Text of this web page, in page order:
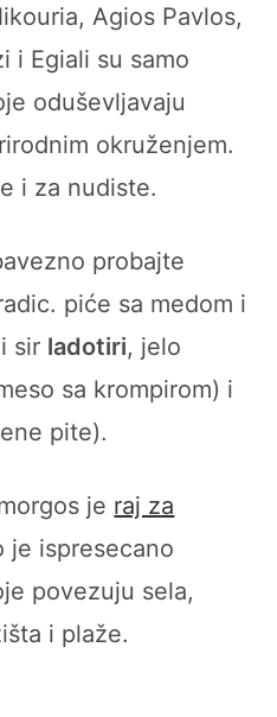
Agios Pavlos,
i Egiali su samo
oduševljavaju
okruženjem.
i za nudiste.
probajte
piće sa medom i
sir ladotiri, jelo
sa krompirom) i
pite).
je raj za
je ispresecano
povezuju sela,
i plaže.